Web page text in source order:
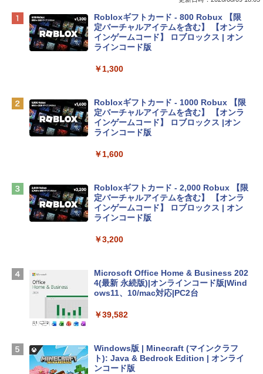
Apple 2026 MacBook Neo A18 Proチッ
プ搭載13インチノートブック：AIとAppl
e Intelligenceのために設計、Liquid Ret
inaディスプレイ、8GBユニファイドメモ
eTime HDカメラ - インディゴ
tomtoc 360°保護 15.6 16インチ パソコ
ンケース Dell NEC Lavie ASUS HP dyna
Apple 2026 MacBook Air M5チップ搭載
13インチノートブック：AIとApple Intell
igence、13.6インチLiquid Retinaディ
TB SSDストレージ、12MPセンターフレ
￥278,800
【Amazon.co.jp限定】 HP ノートパソコ
￥129,800
Robloxギフトカード - 800 Robux 【限
定バーチャルアイテムを含む】 【オンラ
インゲームコード】 ロブロックス | オン
ラインコード版
￥1,300
Robloxギフトカード - 1000 Robux 【限
定バーチャルアイテムを含む】 【オンラ
インゲームコード】 ロブロックス |オン
ラインコード版
￥1,600
Robloxギフトカード - 2,000 Robux 【限
定バーチャルアイテムを含む】 【オンラ
インゲームコード】 ロブロックス | オン
ラインコード版
￥3,200
Microsoft Office Home & Business 202
4(最新 永続版)|オンラインコード版|Wind
ows11、10/mac対応|PC2台
￥39,582
Windows版 | Minecraft (マインクラフ
ト): Java & Bedrock Edition | オンライ
ンコード版